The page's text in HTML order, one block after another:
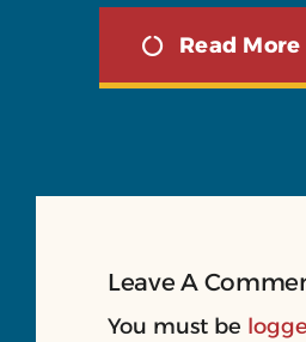
Read
Leave A
You must be